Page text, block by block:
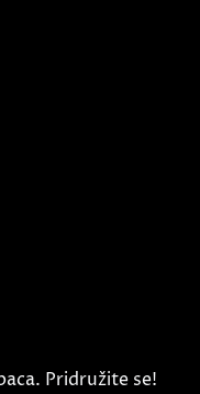
Pridružite se!